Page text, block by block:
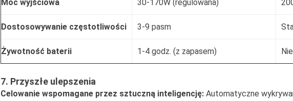
Moc wyjściowa 30-170W (regulowana)
Dostosowywanie częstotliwości 3-9 pasm
Żywotność baterii 1-4 godz. (z zapasem)
7. Przyszłe ulepszenia
Celowanie wspomagane przez sztuczną inteligencję: Automatyczne